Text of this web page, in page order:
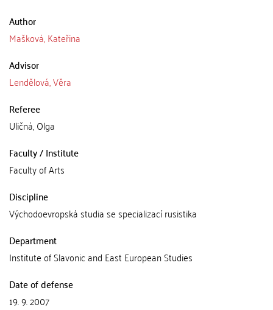
Author
Mašková, Kateřina
Advisor
Lendělová, Věra
Referee
Uličná, Olga
Faculty / Institute
Faculty of Arts
Discipline
Východoevropská studia se specializací rusistika
Department
Institute of Slavonic and East European Studies
Date of defense
19. 9. 2007